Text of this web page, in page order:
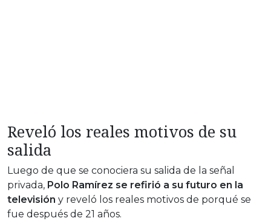
Reveló los reales motivos de su
salida
Luego de que se conociera su salida de la señal
privada, Polo Ramírez se refirió a su futuro en la
televisión y reveló los reales motivos de porqué se
fue después de 21 años.